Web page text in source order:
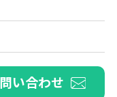
い合わせ